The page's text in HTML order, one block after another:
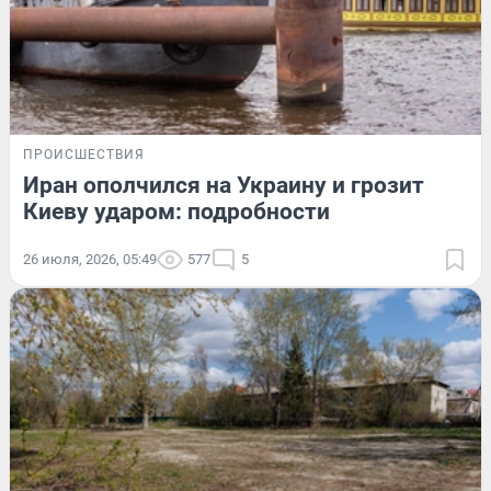
ПРОИСШЕСТВИЯ
Иран ополчился на Украину и грозит
Киеву ударом: подробности
26 июля, 2026, 05:49 577 5